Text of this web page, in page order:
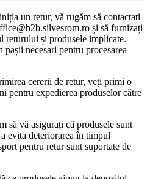
un retur, vă rugăm să contactați
și să furnizați
returului și produsele implicate.
necesari pentru procesarea
cererii de retur, veți primi o
pentru expedierea produselor către
să vă asigurați că produsele sunt
evita deteriorarea în timpul
pentru retur sunt suportate de